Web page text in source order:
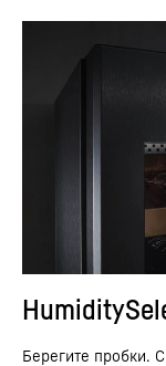
Берегите пробки.